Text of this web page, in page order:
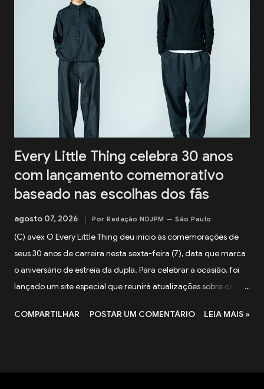
família. The Next-Generation Girls Band Shining Across the
World. pic.twitter.com/3VWEpd2juI — 終末のダイヤモンド
(@LastDiamond2026) July 6, 2026 Nekozuki Mei era ex-
farmacêutica e construiu sua carreira como guitarrista,
participando como musicista de apoio em projetos da franquia
BanG Dream! , série multimídia que reúne anime, jogos e
bandas, além de atuar na 1MYB , banda oficial da franquia
Kantai Collection (KanCo...
Every Little Thing celebra 30 anos
com lançamento comemorativo
baseado nas escolhas dos fãs
agosto 07, 2026 Por Redação NDJPM — São Paulo
(C) avex O Every Little Thing deu início às comemorações de
seus 30 anos de carreira nesta sexta-feira (7), data que marca
o aniversário de estreia da dupla. Para celebrar a ocasião, foi
lançado um site especial que reunirá atualizações sobre os
dos integrantes Kaori Mochida e Ichiro Ito. Junto com a página,
COMPARTILHAR POSTAR UM COMENTÁRIO LEIA MAIS »